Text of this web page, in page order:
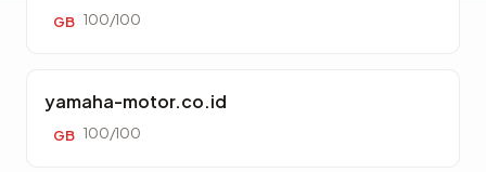
GB 100/100
yamaha-motor.co.id
GB 100/100